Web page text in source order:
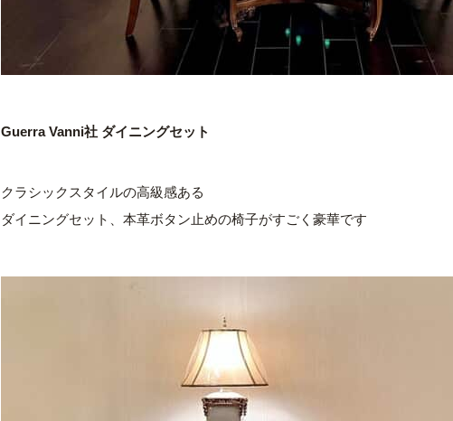
Guerra Vanni社 ダイニングセット
クラシックスタイルの高級感ある
ダイニングセット、本革ボタン止めの椅子がすごく豪華です